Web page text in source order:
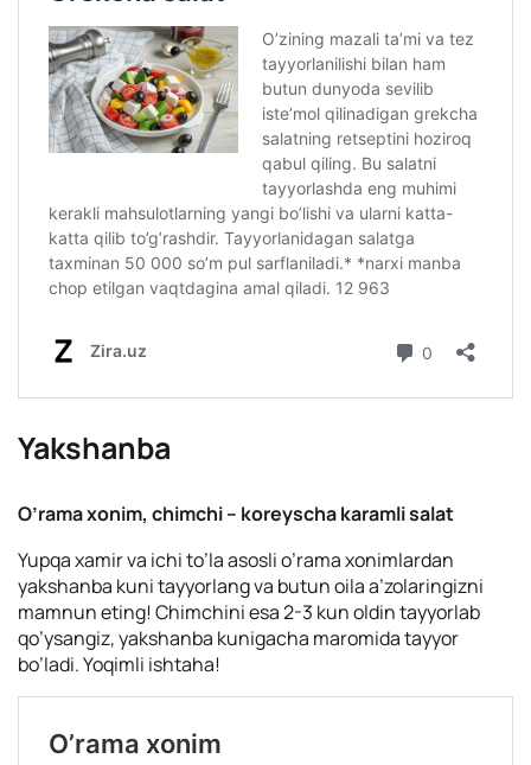
Yakshanba
O’rama xonim, chimchi – koreyscha karamli salat
Yupqa xamir va ichi to’la asosli o’rama xonimlardan
yakshanba kuni tayyorlang va butun oila a’zolaringizni
mamnun eting! Chimchini esa 2-3 kun oldin tayyorlab
qo’ysangiz, yakshanba kunigacha maromida tayyor
bo’ladi. Yoqimli ishtaha!